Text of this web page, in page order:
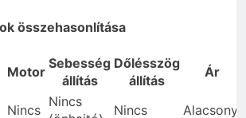
összehasonlítása
Motor
Sebesség
állítás
Dőlésszög
állítás
Ár
Nincs
Nincs
Nincs Alacsony